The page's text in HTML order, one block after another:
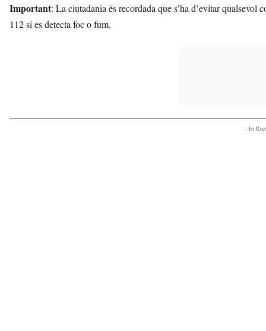
Important: La ciutadania és recordada que s’ha d’evitar qualsevol
112 si es detecta foc o fum.
- Et